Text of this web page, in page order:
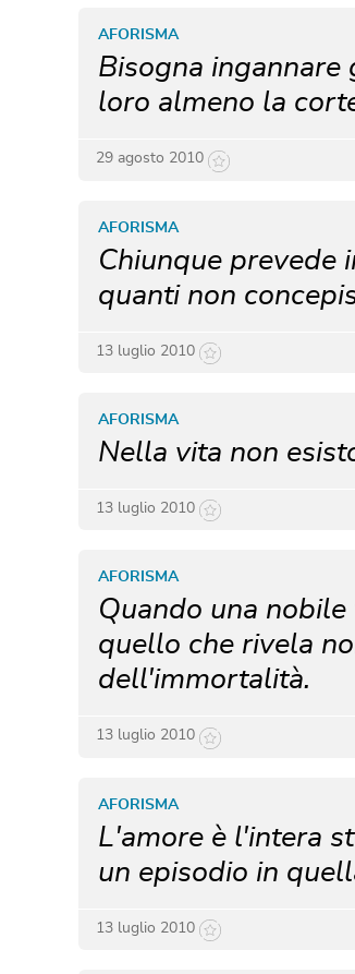
Bisogna ingannare
loro almeno la
AFORISMA
29 agosto 2010
Chiunque prevede
quanti non
AFORISMA
13 luglio 2010
Nella vita non
AFORISMA
13 luglio 2010
Quando una
quello che rivela
dell'immortalità.
AFORISMA
13 luglio 2010
L'amore è l'intera
un episodio in
AFORISMA
13 luglio 2010